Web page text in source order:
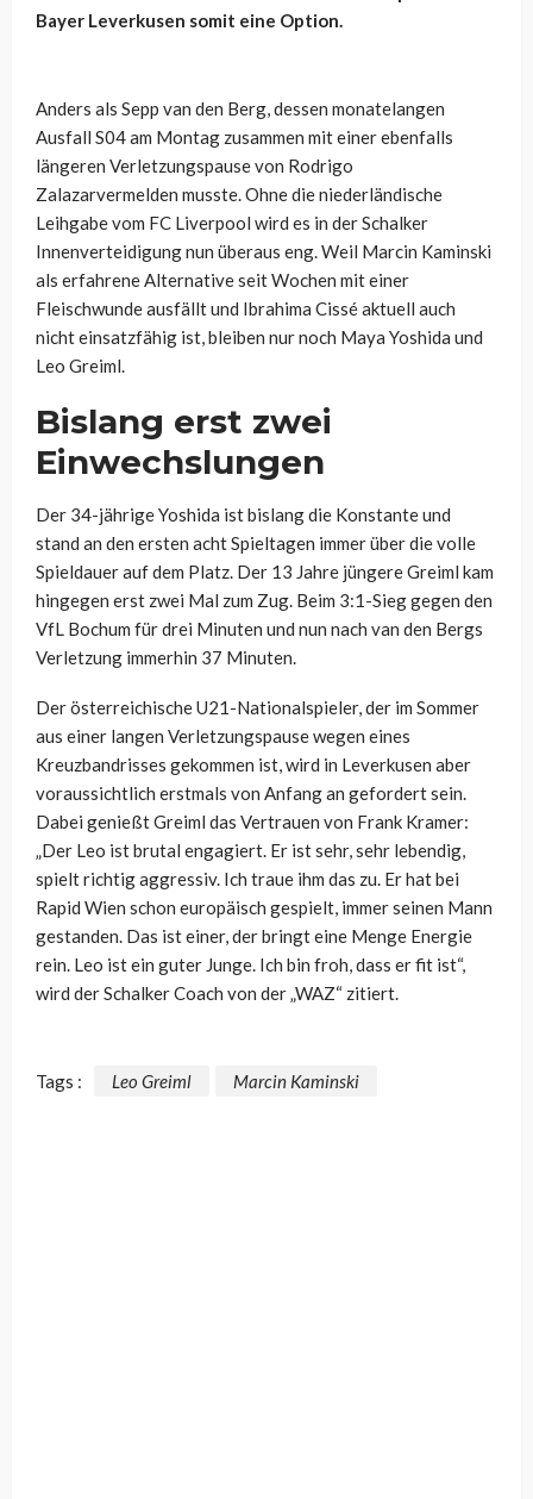
Bayer Leverkusen somit eine Option.
Anders als Sepp van den Berg, dessen monatelangen
Ausfall S04 am Montag zusammen mit einer ebenfalls
längeren Verletzungspause von Rodrigo
Zalazarvermelden musste. Ohne die niederländische
Leihgabe vom FC Liverpool wird es in der Schalker
Innenverteidigung nun überaus eng. Weil Marcin Kaminski
als erfahrene Alternative seit Wochen mit einer
Fleischwunde ausfällt und Ibrahima Cissé aktuell auch
nicht einsatzfähig ist, bleiben nur noch Maya Yoshida und
Leo Greiml.
Bislang erst zwei
Einwechslungen
Der 34-jährige Yoshida ist bislang die Konstante und
stand an den ersten acht Spieltagen immer über die volle
Spieldauer auf dem Platz. Der 13 Jahre jüngere Greiml kam
hingegen erst zwei Mal zum Zug. Beim 3:1-Sieg gegen den
VfL Bochum für drei Minuten und nun nach van den Bergs
Verletzung immerhin 37 Minuten.
Der österreichische U21-Nationalspieler, der im Sommer
aus einer langen Verletzungspause wegen eines
Kreuzbandrisses gekommen ist, wird in Leverkusen aber
voraussichtlich erstmals von Anfang an gefordert sein.
Dabei genießt Greiml das Vertrauen von Frank Kramer:
„Der Leo ist brutal engagiert. Er ist sehr, sehr lebendig,
spielt richtig aggressiv. Ich traue ihm das zu. Er hat bei
Rapid Wien schon europäisch gespielt, immer seinen Mann
gestanden. Das ist einer, der bringt eine Menge Energie
rein. Leo ist ein guter Junge. Ich bin froh, dass er fit ist“,
wird der Schalker Coach von der „WAZ“ zitiert.
Tags : Leo Greiml Marcin Kaminski